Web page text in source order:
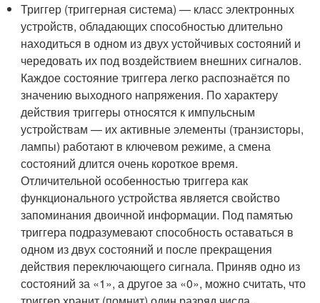
Триггер (триггерная система) — класс электронных
устройств, обладающих способностью длительно
находиться в одном из двух устойчивых состояний и
чередовать их под воздействием внешних сигналов.
Каждое состояние триггера легко распознаётся по
значению выходного напряжения. По характеру
действия триггеры относятся к импульсным
устройствам — их активные элементы (транзисторы,
лампы) работают в ключевом режиме, а смена
состояний длится очень короткое время.
Отличительной особенностью триггера как
функционального устройства является свойство
запоминания двоичной информации. Под памятью
триггера подразумевают способность оставаться в
одном из двух состояний и после прекращения
действия переключающего сигнала. Приняв одно из
состояний за «1», а другое за «0», можно считать, что